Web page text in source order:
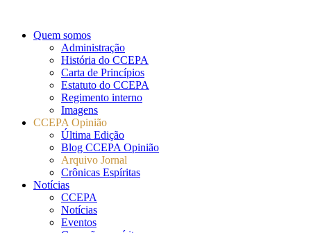
Quem somos
Administração
História do CCEPA
Carta de Princípios
Estatuto do CCEPA
Regimento interno
Imagens
CCEPA Opinião
Última Edição
Blog CCEPA Opinião
Arquivo Jornal
Crônicas Espíritas
Notícias
CCEPA
Notícias
Eventos